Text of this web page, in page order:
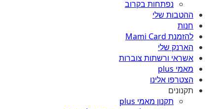
נפתחות בקרוב
ההטבות שלי
חנות
להזמנת Mami Card
הארנק שלי
אשראי ורשתות צוברות
מאמי plus
הצטרפו אלינו
תקנונים
תקנון מאמי plus